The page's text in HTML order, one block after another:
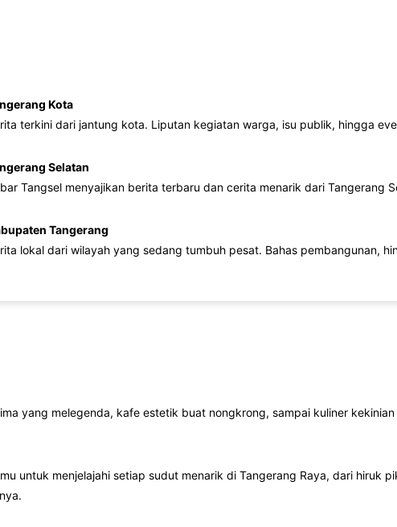
Kota
terkini dari jantung kota. Liputan kegiatan warga, isu publik, hingga
Selatan
Tangsel menyajikan berita terbaru dan cerita menarik dari Tangerang
Tangerang
lokal dari wilayah yang sedang tumbuh pesat. Bahas pembangunan,
yang melegenda, kafe estetik buat nongkrong, sampai kuliner
untuk menjelajahi setiap sudut menarik di Tangerang Raya, dari hiruk